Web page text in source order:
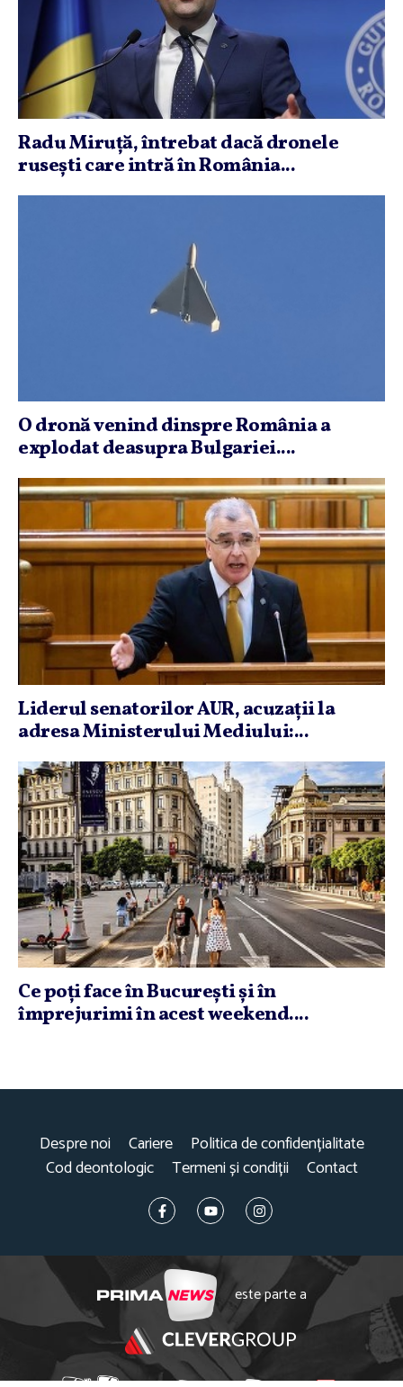
Radu Miruţă, întrebat dacă dronele
ruseşti care intră în România...
O dronă venind dinspre România a
explodat deasupra Bulgariei....
Liderul senatorilor AUR, acuzaţii la
adresa Ministerului Mediului:...
Ce poţi face în Bucureşti şi în
împrejurimi în acest weekend....
Despre noi Cariere
Politica de confidențialitate
Cod deontologic
Termeni și condiții Contact
este parte a